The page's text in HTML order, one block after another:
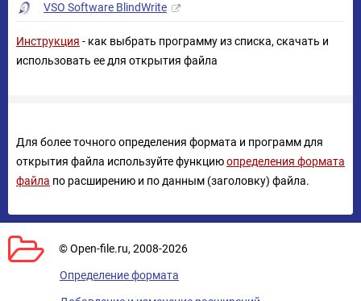
VSO Software BlindWrite
Инструкция - как выбрать программу из списка, скачать и
использовать ее для открытия файла
Для более точного определения формата и программ для
открытия файла используйте функциюопределения формата
файла по расширению и по данным (заголовку) файла.
© Open-file.ru, 2008-2026
Определение формата